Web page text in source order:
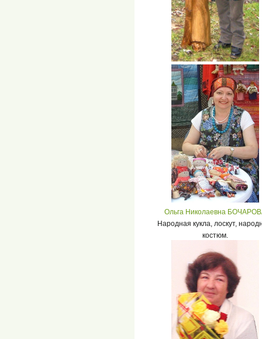
Борис СТАРИКОВ
Мастер резьбы по дереву.
Ольга Николаевна
Народная кукла, лоскут,
костюм.